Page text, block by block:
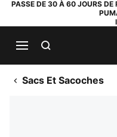
PASSE DE 30 À 60 JOURS DE
Sacs Et Sacoches